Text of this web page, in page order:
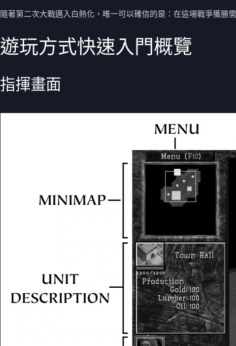
隨著第二次大戰邁入白熱化，唯一可以確信的是：在這場戰爭獲勝
遊玩方式快速入門概覽
指揮畫面